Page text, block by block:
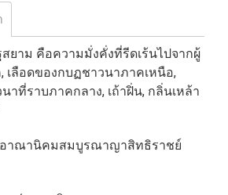
สยาม คือความมั่งคั่งที่รีดเร้นไปจากผู้
เลือดของกบฏชาวนาภาคเหนือ,
าที่ราบภาคกลาง, เถ้าฝิ่น, กลิ่นเหล้า
อาณานิคมสมบูรณาญาสิทธิราชย์